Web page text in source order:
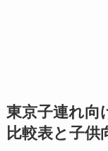
東京子連れ向
比較表と子供